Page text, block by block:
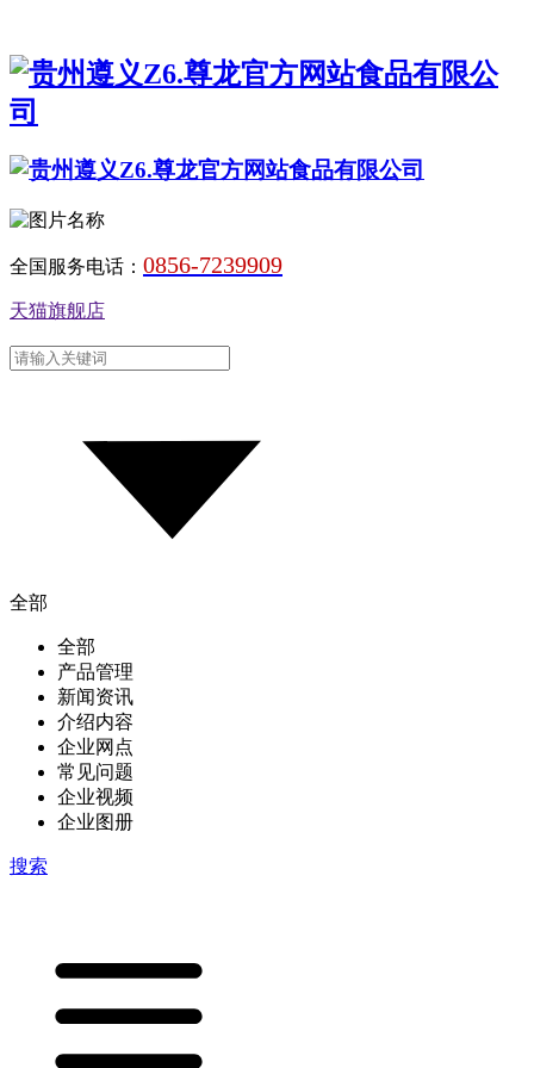
全国服务电话： 0856-7239909
天猫旗舰店
全部
全部
产品管理
新闻资讯
介绍内容
企业网点
常见问题
企业视频
企业图册
搜索